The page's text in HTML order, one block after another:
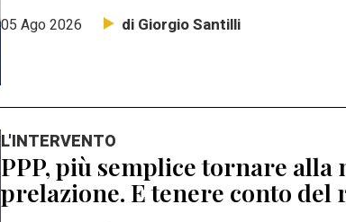
05 Ago 2026 di Giorgio Santilli
L'INTERVENTO
PPP, più semplice tornare
prelazione. E tenere conto